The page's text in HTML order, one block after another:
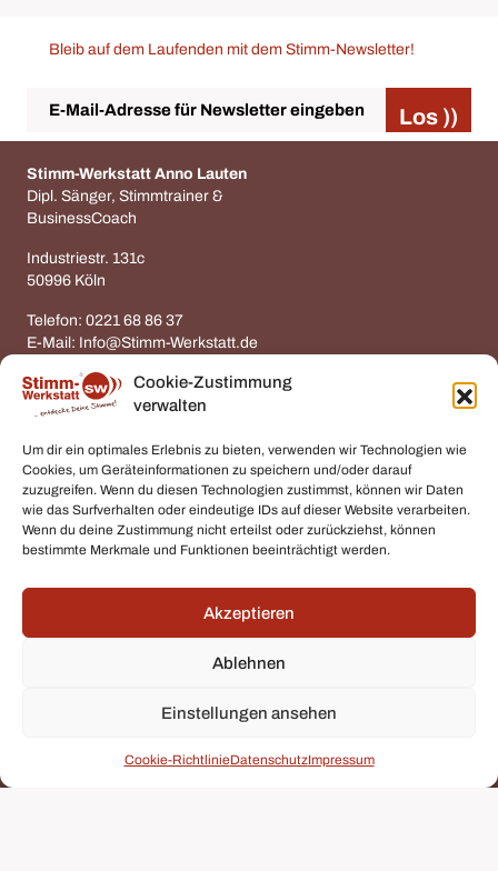
Cookie-Zustimmung
verwalten
Um dir ein optimales Erlebnis zu bieten, verwenden wir Technologien wie
Cookies, um Geräteinformationen zu speichern und/oder darauf
zuzugreifen. Wenn du diesen Technologien zustimmst, können wir Daten
wie das Surfverhalten oder eindeutige IDs auf dieser Website verarbeiten.
Wenn du deine Zustimmung nicht erteilst oder zurückziehst, können
bestimmte Merkmale und Funktionen beeinträchtigt werden.
Akzeptieren
Ablehnen
Einstellungen ansehen
Cookie-RichtlinieDatenschutzImpressum
Bleib auf dem Laufenden mit dem Stimm-Newsletter!
Stimm-Werkstatt Anno Lauten
Dipl. Sänger, Stimmtrainer &
BusinessCoach
Industriestr. 131c
50996 Köln
Telefon: 0221 68 86 37
E-Mail: Info@Stimm-Werkstatt.de
Die Stimm-Werkstatt Köln auf Facebook
Stimm-Werkstatt Köln anrufen
Zur Stimm-Werkstatt Köln Anfahrt planen
Täglich im Rahmen von 8-22 Uhr nach Vereinbarung.
Unser Büro ist unregelmäßig besetzt. Bitte nutzen Sie unser
Rückrufformular oder hinterlassen ggf. eine Nachricht auf dem
Anrufbeantworter. Wir melden uns schnellstmöglich bei Ihnen!
Datenschutz
Cookie-Richtlinie